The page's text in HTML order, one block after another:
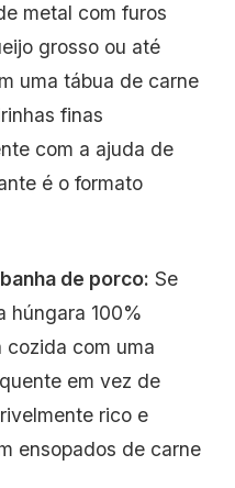
metal com furos
grosso ou até
uma tábua de carne
finas
com a ajuda de
é o formato
de porco: Se
húngara 100%
cozida com uma
em vez de
rico e
ensopados de carne